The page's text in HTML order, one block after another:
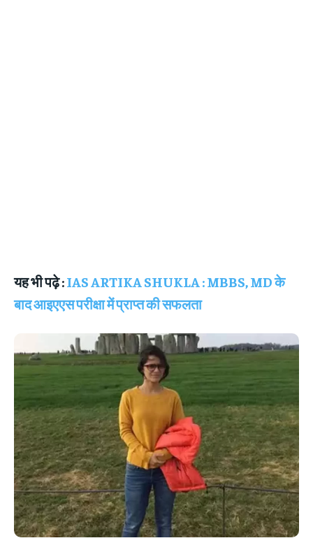
यह भी पढ़े :IAS ARTIKA SHUKLA : MBBS, MD के
बाद आइएएस परीक्षा में प्राप्त की सफलता